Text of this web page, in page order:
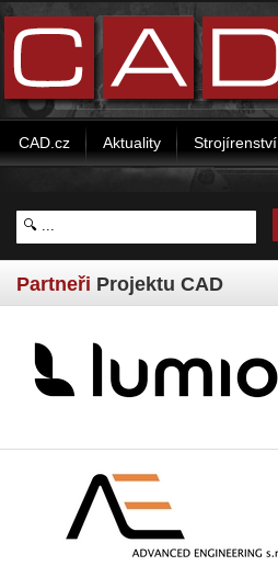
CAD.cz Aktuality Strojírenství
Partneři Projektu CAD